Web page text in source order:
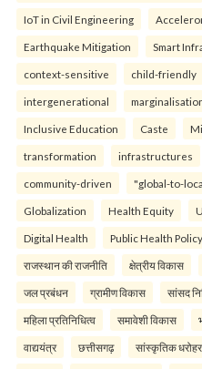
IoT in Civil Engineering
Earthquake Mitigation Smart
context-sensitive child-friendly
intergenerational
Inclusive Education Caste
transformation infrastructures
community-driven "global-to-
Globalization Health Equity
Digital Health Public Health Policy.
राजस्थान की राजनीति क्षेत्रीय विकास
जल प्रबंधन ग्रामीण विकास सांसद
महिला प्रतिनिधित्व समावेशी विकास
वाद्ययंत्र छत्तीसगढ़ सांस्कृतिक धरोहर